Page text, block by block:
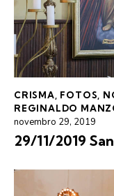
CRISMA FOTOS
REGINALDO
novembro 29, 2019
29/11/2019